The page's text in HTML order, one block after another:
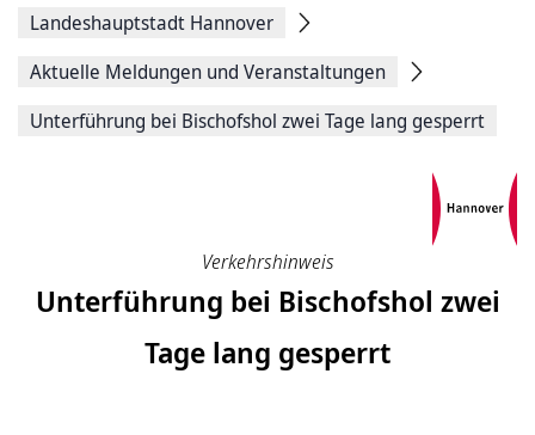
teilen
Seitenlink
Seite
Landeshauptstadt Hannover
Aktuelle Meldungen und Veranstaltungen
Unterführung bei Bischofshol zwei Tage lang gesperrt
Verkehrshinweis
Unterführung bei Bischofshol zwei
Tage lang gesperrt